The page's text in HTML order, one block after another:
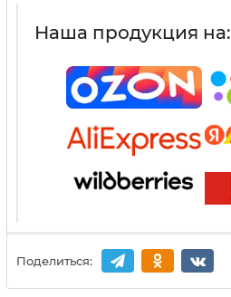
Наша продукция на:
Поделиться: